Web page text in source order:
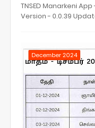
TNSED Manarkeni
Version - 0.0.39
December 2024